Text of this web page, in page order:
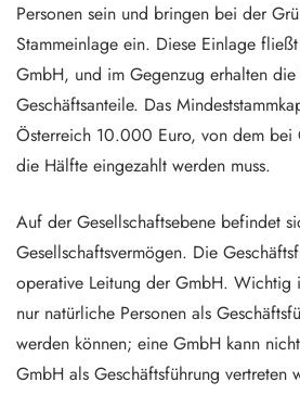
Personen sein und bringen bei der
Stammeinlage ein. Diese Einlage
GmbH, und im Gegenzug erhalten die
Geschäftsanteile. Das
Österreich 10.000 Euro, von dem bei
die Hälfte eingezahlt werden muss.
Auf der Gesellschaftsebene befindet
Gesellschaftsvermögen. Die
operative Leitung der GmbH. Wichtig
nur natürliche Personen als
werden können; eine GmbH kann
GmbH als Geschäftsführung vertreten